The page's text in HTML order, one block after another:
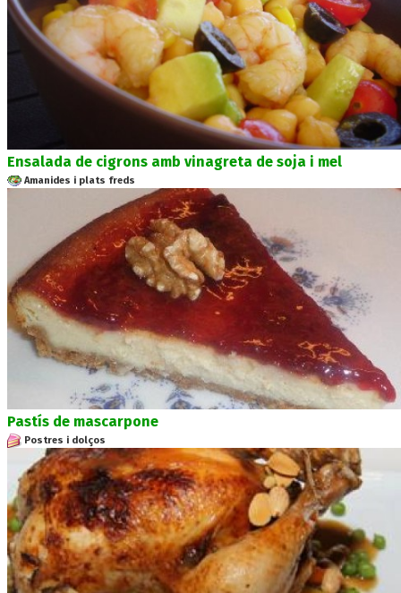
Ensalada de cigrons amb vinagreta de soja i mel
Amanides i plats freds
Pastís de mascarpone
Postres i dolços